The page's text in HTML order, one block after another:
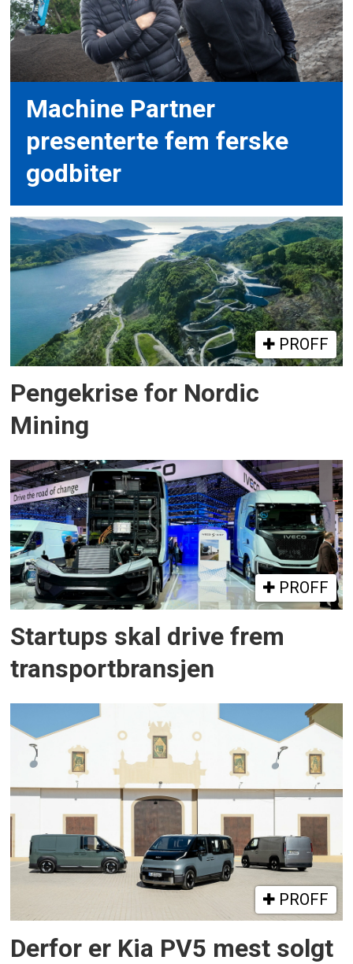
Machine Partner
presenterte fem ferske
godbiter
PROFF
Pengekrise for Nordic
Mining
PROFF
Startups skal drive frem
transportbransjen
PROFF
Derfor er Kia PV5 mest solgt